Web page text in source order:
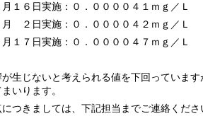
６日実施：０．００００４１ｍｇ／Ｌ
日実施：０．００００４２ｍｇ／Ｌ
日実施：０．００００４７ｍｇ／Ｌ
生じないと考えられる値を下回っています
いります。
つきましては、下記担当までご連絡くださ